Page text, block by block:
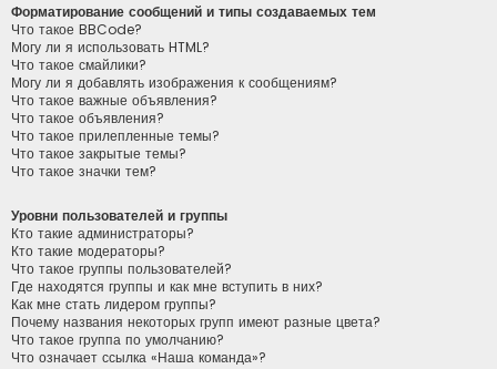
Форматирование сообщений и типы создаваемых тем
Что такое BBCode?
Могу ли я использовать HTML?
Что такое смайлики?
Могу ли я добавлять изображения к сообщениям?
Что такое важные объявления?
Что такое объявления?
Что такое прилепленные темы?
Что такое закрытые темы?
Что такое значки тем?
Уровни пользователей и группы
Кто такие администраторы?
Кто такие модераторы?
Что такое группы пользователей?
Где находятся группы и как мне вступить в них?
Как мне стать лидером группы?
Почему названия некоторых групп имеют разные цвета?
Что такое группа по умолчанию?
Что означает ссылка «Наша команда»?